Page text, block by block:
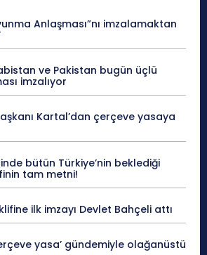
Anlaşması”nı imzalamaktan
ve Pakistan bugün üçlü
imzalıyor
Kartal’dan çerçeve yasaya
bütün Türkiye’nin beklediği
tam metni!
ilk imzayı Devlet Bahçeli attı
yasa’ gündemiyle olağanüstü